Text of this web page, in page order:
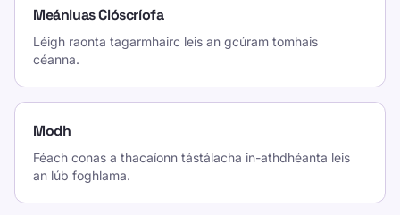
Meánluas Clóscríofa
Léigh raonta tagarmhairc leis an gcúram tomhais
céanna.
Modh
Féach conas a thacaíonn tástálacha in-athdhéanta leis
an lúb foghlama.